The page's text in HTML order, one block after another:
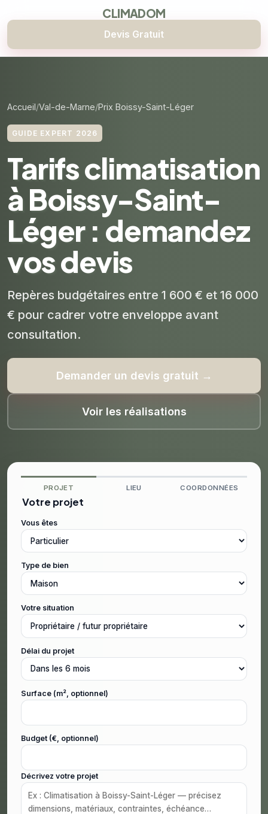
CLIMADOM
Devis Gratuit
Accueil Val-de-Marne Prix Boissy-Saint-Léger
GUIDE EXPERT 2026
Tarifs climatisation
à Boissy-Saint-
Léger : demandez
vos devis
Repères budgétaires entre 1 600 € et 16 000
€ pour cadrer votre enveloppe avant
consultation.
Demander un devis gratuit →
Voir les réalisations
PROJET LIEU COORDONNÉES
Votre projet
Vous êtes
Type de bien
Votre situation
Délai du projet
Surface (m², optionnel)
Budget (€, optionnel)
Décrivez votre projet